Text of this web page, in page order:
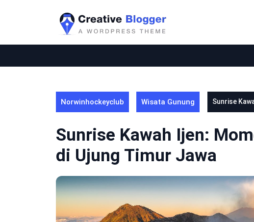
Norwinhockeyclub Wisata Gunung Sunrise
Sunrise Kawah Ijen:
di Ujung Timur Jawa